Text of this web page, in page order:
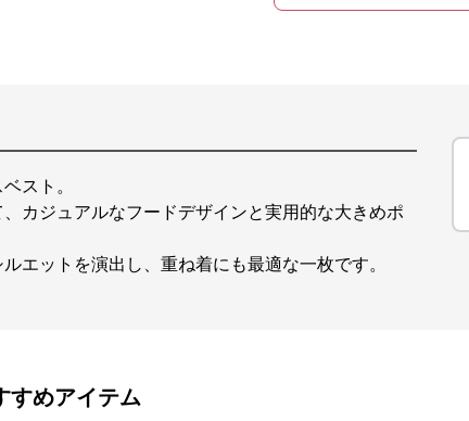
スト。
カジュアルなフードデザインと実用的な大きめポ
エットを演出し、重ね着にも最適な一枚です。
すめアイテム